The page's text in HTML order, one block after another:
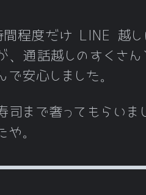
程度だけ LINE 越し
、通話越しのすくさん
安心しました。
司まで奢ってもらいま
や。